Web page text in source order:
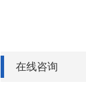
在线咨询